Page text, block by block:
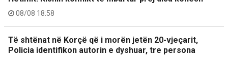
08/08 18:58
Të shtënat në Korçë që i morën jetën 20-vjeçarit,
Policia identifikon autorin e dyshuar, tre persona